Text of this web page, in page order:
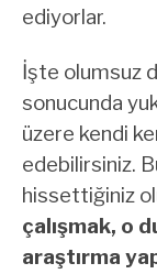
ediyorlar.
İşte olumsuz
sonucunda
üzere kendi
edebilirsiniz.
hissettiğiniz
çalışmak, o
araştırma